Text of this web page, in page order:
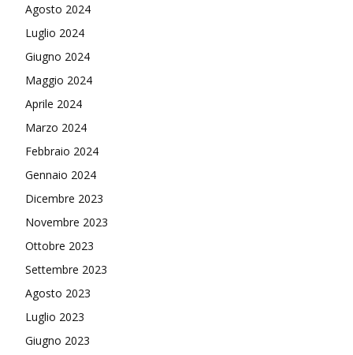
Agosto 2024
Luglio 2024
Giugno 2024
Maggio 2024
Aprile 2024
Marzo 2024
Febbraio 2024
Gennaio 2024
Dicembre 2023
Novembre 2023
Ottobre 2023
Settembre 2023
Agosto 2023
Luglio 2023
Giugno 2023